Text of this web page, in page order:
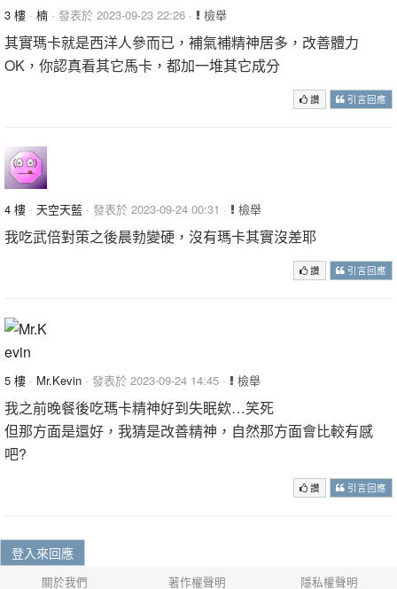
3 樓 · 楠 · 發表於 2023-09-23 22:26 · 檢舉
其實瑪卡就是西洋人參而已，補氣補精神居多，改善體力
OK，你認真看其它馬卡，都加一堆其它成分
讚 引言回應
4 樓 · 天空天藍 · 發表於 2023-09-24 00:31 · 檢舉
我吃武倍對策之後晨勃變硬，沒有瑪卡其實沒差耶
讚 引言回應
5 樓 · Mr.Kevin · 發表於 2023-09-24 14:45 · 檢舉
我之前晚餐後吃瑪卡精神好到失眠欸…笑死
但那方面是還好，我猜是改善精神，自然那方面會比較有感
吧?
讚 引言回應
登入來回應
關於我們 著作權聲明 隱私權聲明